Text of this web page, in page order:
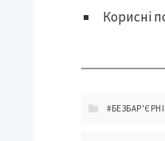
Корисні